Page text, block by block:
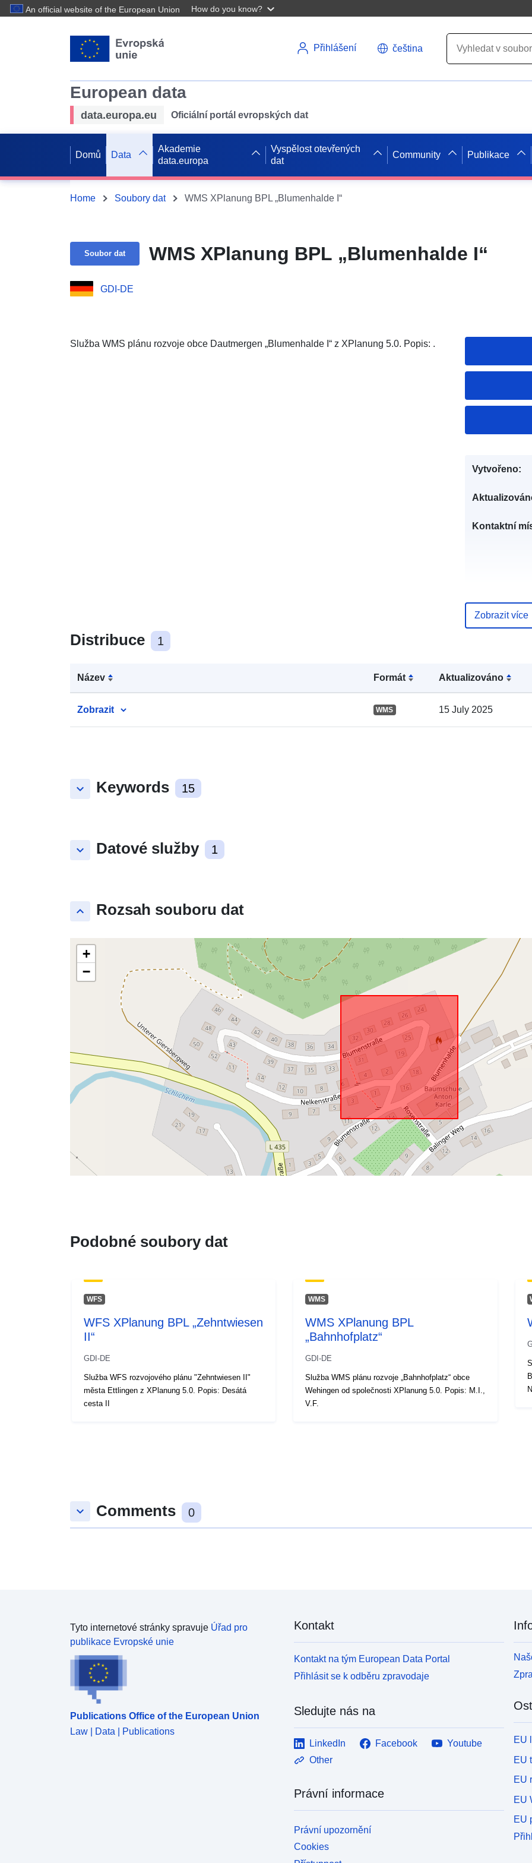
An official website of the European Union How do you know?
Přihlášení čeština
European data
data.europa.eu Oficiální portál evropských dat
Domů Data
Akademie
data.europa
Vyspělost otevřených
dat
Community Publikace
Home Soubory dat WMS XPlanung BPL „Blumenhalde I“
Soubor dat WMS XPlanung BPL „Blumenhalde I“
GDI-DE
Služba WMS plánu rozvoje obce Dautmergen „Blumenhalde I“ z XPlanung 5.0. Popis: .
Distribuce 1
Název Formát Aktualizováno
Zobrazit WMS 15 July 2025
keyboard_arrow_down Keywords 15
keyboard_arrow_down Datové služby 1
keyboard_arrow_up Rozsah souboru dat
+
−
Vytvořeno:
Kontaktní
Místní:
Zobrazit více
Podobné soubory dat
WFS
WFS XPlanung BPL „Zehntwiesen
II“
GDI-DE
Služba WFS rozvojového plánu "Zehntwiesen II"
města Ettlingen z XPlanung 5.0. Popis: Desátá
cesta II
WMS
WMS XPlanung BPL
„Bahnhofplatz“
GDI-DE
Služba WMS plánu rozvoje „Bahnhofplatz“ obce
Wehingen od společnosti XPlanung 5.0. Popis: M.I.,
V.F.
keyboard_arrow_down Comments 0
Tyto internetové stránky spravuje Úřad pro
publikace Evropské unie
Publications Office of the European Union
Law | Data | Publications
Kontakt
Kontakt na tým European Data Portal
Přihlásit se k odběru zpravodaje
Sledujte nás na
LinkedIn Facebook
Youtube
Other
Právní informace
Právní upozornění
Cookies
EU
EU
EU
EU
EU